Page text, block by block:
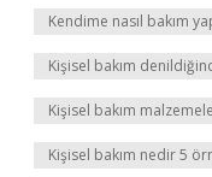
Kendime nasıl bakım
Kişisel bakım
Kişisel bakım
Kişisel bakım nedir 5